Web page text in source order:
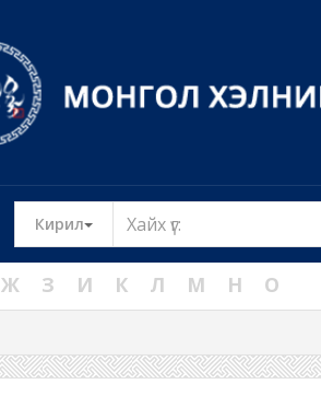
Кирил Toggle Dropdown
Ж З И К Л М Н О